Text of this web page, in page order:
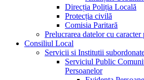
Direcția Poliția Locală
Protecția civilă
Comisia Paritară
Prelucrarea datelor cu caracter
Consiliul Local
Servicii si Institutii
Serviciul Public
Persoanelor